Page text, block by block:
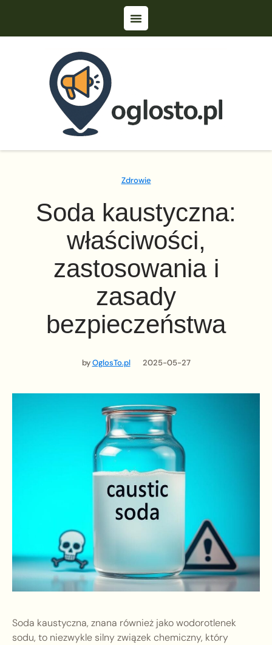
Zdrowie
Soda kaustyczna:
właściwości,
zastosowania i
zasady
bezpieczeństwa
byOglosTo.pl 2025-05-27
Soda kaustyczna, znana również jako wodorotlenek
sodu, to niezwykle silny związek chemiczny, który